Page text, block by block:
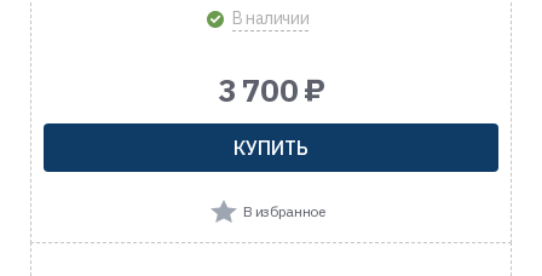
В наличии
3 700 ₽
КУПИТЬ
В избранное